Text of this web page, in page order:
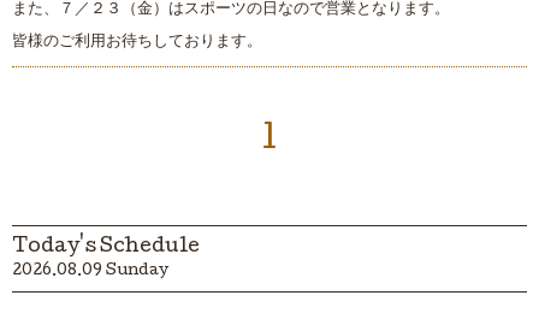
また、７／２３（金）はスポーツの日なので営業となります。
皆様のご利用お待ちしております。
1
Today's Schedule
2026.08.09 Sunday